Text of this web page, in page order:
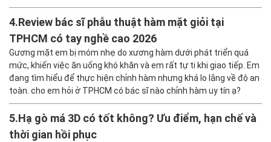
4.Review bác sĩ phẫu thuật hàm mặt giỏi tại
TPHCM có tay nghề cao 2026
Gương mặt em bị móm nhẹ do xương hàm dưới phát triển quá
mức, khiến việc ăn uống khó khăn và em rất tự ti khi giao tiếp. Em
đang tìm hiểu để thực hiện chỉnh hàm nhưng khá lo lắng về độ an
toàn. cho em hỏi ở TPHCM có bác sĩ nào chỉnh hàm uy tín ạ?
5.Hạ gò má 3D có tốt không? Ưu điểm, hạn chế và
thời gian hồi phục